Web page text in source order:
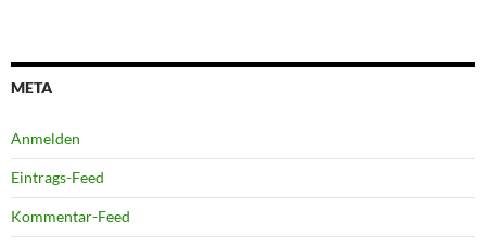
META
Anmelden
Eintrags-Feed
Kommentar-Feed